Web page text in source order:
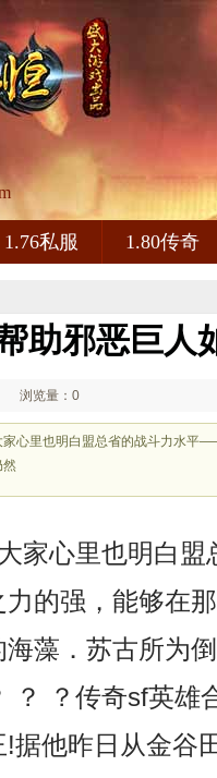
1.76私服 1.80传奇
助邪恶巨人
浏览量：0
家心里也明白盟总省的战斗力水平
然
家心里也明白盟
的强，能够在
藻．苏古所为
？ ？传奇sf英雄
据他昨日从金谷